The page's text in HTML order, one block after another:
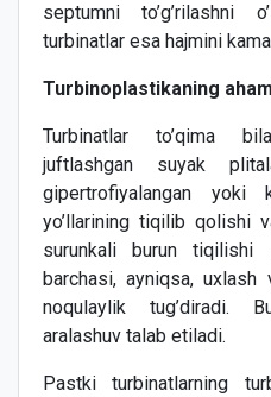
septumni
turbinatlar esa hajmini
Turbinoplastikaning
Turbinatlar to’qima
juftlashgan suyak
gipertrofiyalangan
yo’llarining tiqilib qolishi
surunkali burun tiqilishi
barchasi, ayniqsa, uxlash
noqulaylik tug’diradi.
aralashuv talab etiladi.
Pastki turbinatlarning